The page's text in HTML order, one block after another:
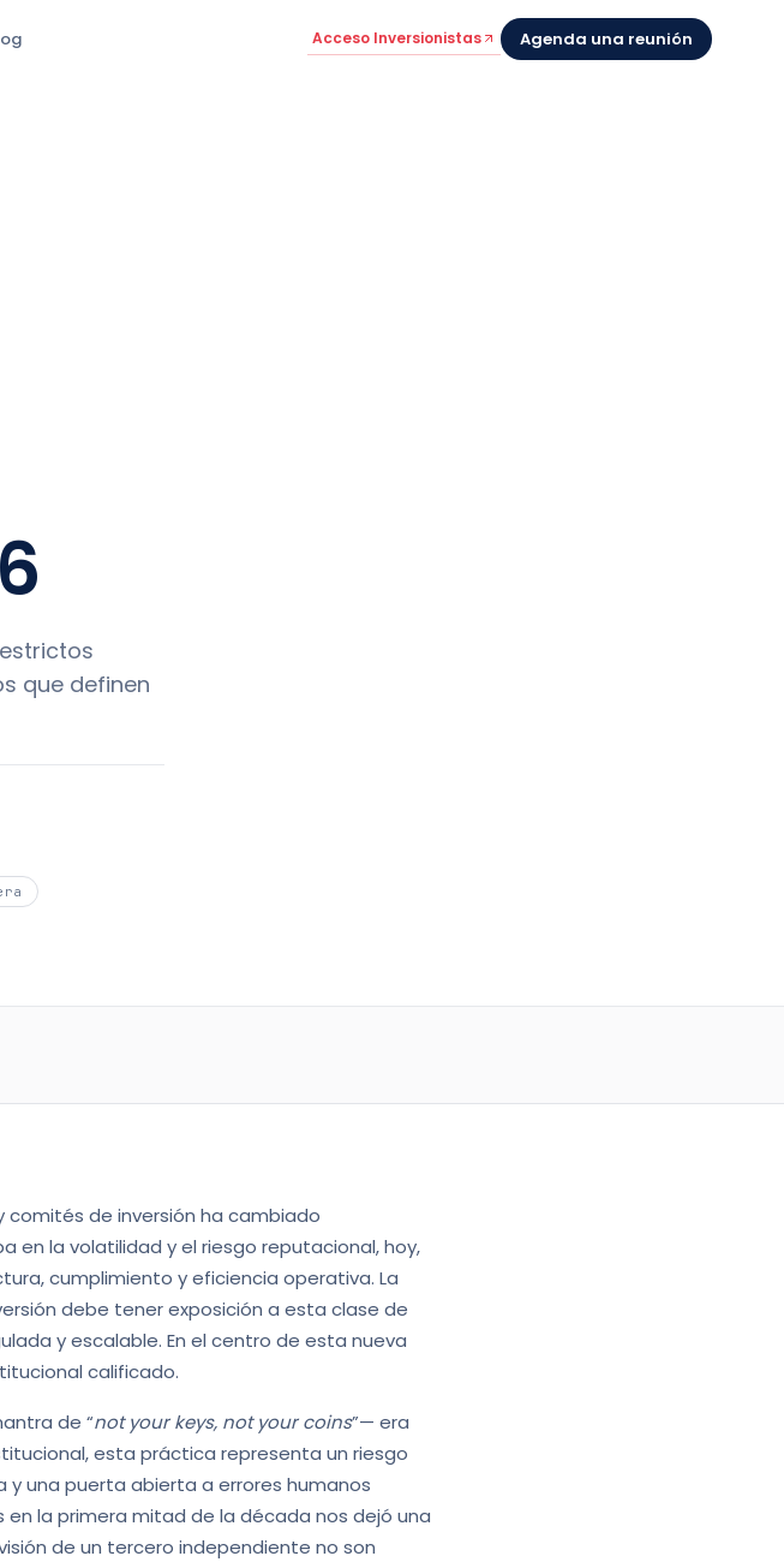
Acceso Inversionistas Agenda una reunión
que definen
comités de inversión ha cambiado
en la volatilidad y el riesgo reputacional, hoy,
cumplimiento y eficiencia operativa. La
debe tener exposición a esta clase de
y escalable. En el centro de esta nueva
calificado.
de “not your keys, not your coins”— era
esta práctica representa un riesgo
una puerta abierta a errores humanos
la primera mitad de la década nos dejó una
de un tercero independiente no son